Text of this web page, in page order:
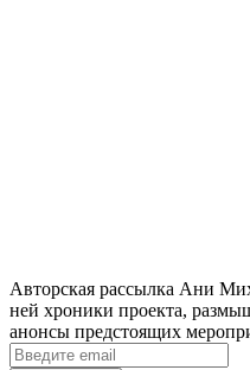
Авторская рассылка Ани
ней хроники проекта,
анонсы предстоящих